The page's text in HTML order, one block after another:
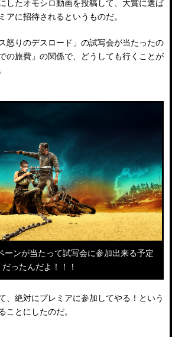
したオモシロ動画を投稿して、大賞に選ば
アに招待されるというものだ。
怒りのデスロード」の試写会が当たったの
の旅費」の関係で、どうしても行くことが
ーンが当たって試写会に参加出来る予定
だったんだよ！！！
、絶対にプレミアに参加してやる！という
ことにしたのだ。